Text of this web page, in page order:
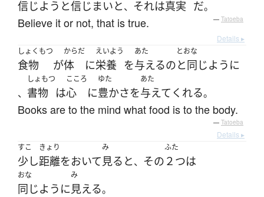
信じようと信じまいと、 それは真実 だ。
Believe it or not, that is true. — Tatoeba
Details ▸
しょくもつ
食物 が
からだ
体 に
えいよう
栄養 を
あた
与えるの
とおな
と同じように
、
しょもつ
書物 は
こころ
心 に
ゆた
豊かさを
あた
与えて くれる。
Books are to the mind what food is to the body.
— Tatoeba
Details ▸
すこ
少し
きょり
距離をおいて
み
見る と、 その
ふた
２つは
おな
同じように
み
見える。